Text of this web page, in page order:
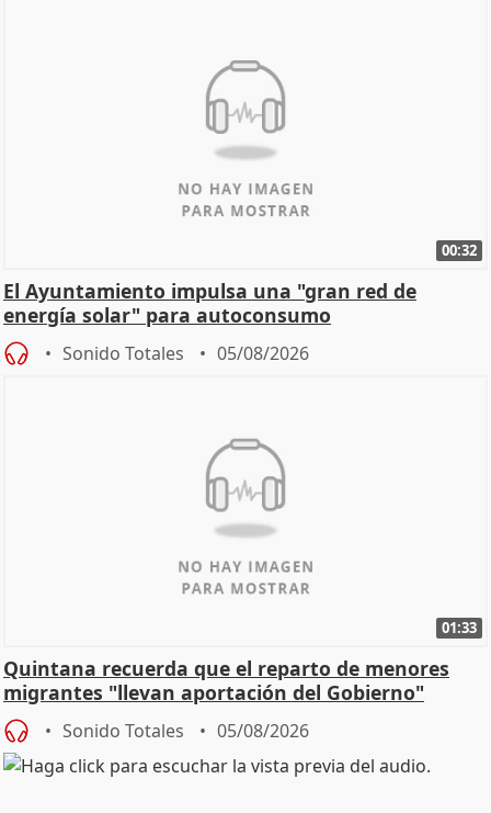
00:32
El Ayuntamiento impulsa una "gran red de
energía solar" para autoconsumo
Sonido Totales 05/08/2026
01:33
Quintana recuerda que el reparto de menores
migrantes "llevan aportación del Gobierno"
central
Sonido Totales 05/08/2026